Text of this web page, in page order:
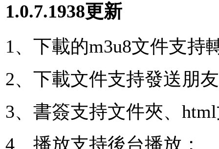
1.0.7.1938更新
1、下載的m3u8文件支持
2、下載文件支持發送朋
3、書簽支持文件夾、
4、播放支持後台播放；